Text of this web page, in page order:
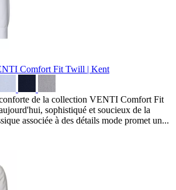
Comfort Fit Twill | Kent
de la collection VENTI Comfort Fit
sophistiqué et soucieux de la
associée à des détails mode promet un...